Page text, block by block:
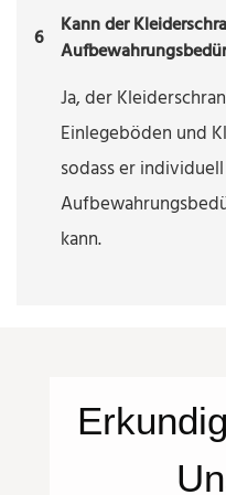
6
Kann der
Ja, der
Einlegeböden und
sodass er
kann.